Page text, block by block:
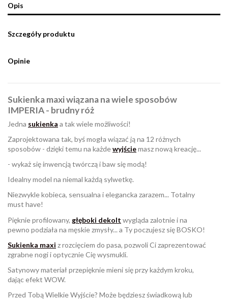
Opis
Szczegóły produktu
Opinie
Sukienka maxi wiązana na wiele sposobów
IMPERIA - brudny róż
Jedna sukienka a tak wiele możliwości!
Zaprojektowana tak, byś mogła wiązać ją na 12 różnych
sposobów - dzięki temu na każdewyjściemasz nową kreację...
- wykaż się inwencją twórczą i baw się modą!
Idealny model na niemal każdą sylwetkę.
Niezwykle kobieca, sensualna i elegancka zarazem... Totalny
must have!
Pięknie profilowany, głęboki dekolt wygląda zalotnie i na
pewno podziała na męskie zmysły... a Ty poczujesz się BOSKO!
Sukienka maxi z rozcięciem do pasa, pozwoli Ci zaprezentować
zgrabne nogi i optycznie Cię wysmukli.
Satynowy materiał przepięknie mieni się przy każdym kroku,
dając efekt WOW.
Przed Tobą Wielkie Wyjście? Może będziesz świadkową lub